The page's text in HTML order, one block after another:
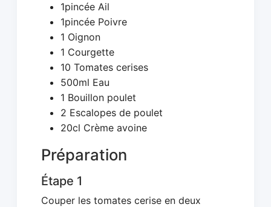
1pincée Ail
1pincée Poivre
1 Oignon
1 Courgette
10 Tomates cerises
500ml Eau
1 Bouillon poulet
2 Escalopes de poulet
20cl Crème avoine
Préparation
Étape 1
Couper les tomates cerise en deux